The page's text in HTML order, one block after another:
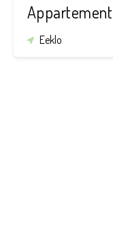
Appartement
Eeklo